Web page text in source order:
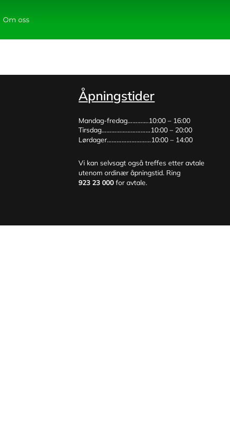
Om oss
Åpningstider
Mandag-fredag………….10:00 – 16:00
Tirsdag…………………………10:00 – 20:00
Lørdager………………………10:00 – 14:00
Vi kan selvsagt også treffes etter avtale
utenom ordinær åpningstid. Ring
923 23 000 for avtale.